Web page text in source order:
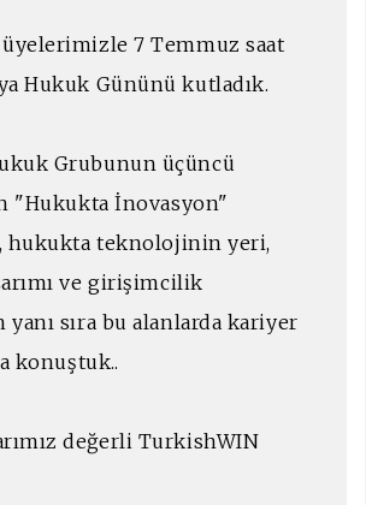
7 Temmuz saat
Hukuk Gününü kutladık.
Grubunun üçüncü
"Hukukta İnovasyon"
hukukta teknolojinin yeri,
ve girişimcilik
yanı sıra bu alanlarda kariyer
konuştuk..
değerli TurkishWIN